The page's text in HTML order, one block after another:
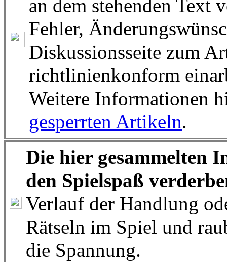
an dem stehenden Text
Fehler,
Diskussionsseite zum
richtlinienkonform
Weitere Informationen
gesperrten Artikeln.
Die hier gesammelten
den Spielspaß
Verlauf der Handlung
Rätseln im Spiel und
die Spannung.